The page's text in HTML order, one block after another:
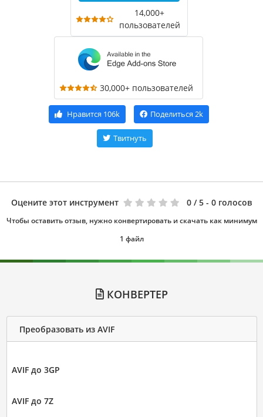
14,000+
пользователей
30,000+ пользователей
Нравится 106k Поделиться 2k
Твитнуть
Оцените этот инструмент 0 / 5 - 0 голосов
Чтобы оставить отзыв, нужно конвертировать и скачать как минимум
1 файл
КОНВЕРТЕР
Преобразовать из AVIF
AVIF до 3GP
AVIF до 7Z